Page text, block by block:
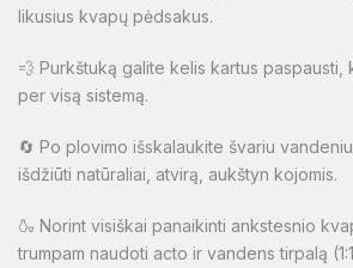
likusius kvapų pėdsakus.
💨 Purkštuką galite kelis kartus paspausti,
per visą sistemą.
🔄 Po plovimo išskalaukite švariu
išdžiūti natūraliai, atvirą, aukštyn kojomis.
🍶 Norint visiškai panaikinti ankstesnio
trumpam naudoti acto ir vandens tirpalą